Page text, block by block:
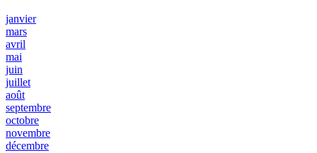
janvier
mars
avril
mai
juin
juillet
août
septembre
octobre
novembre
décembre